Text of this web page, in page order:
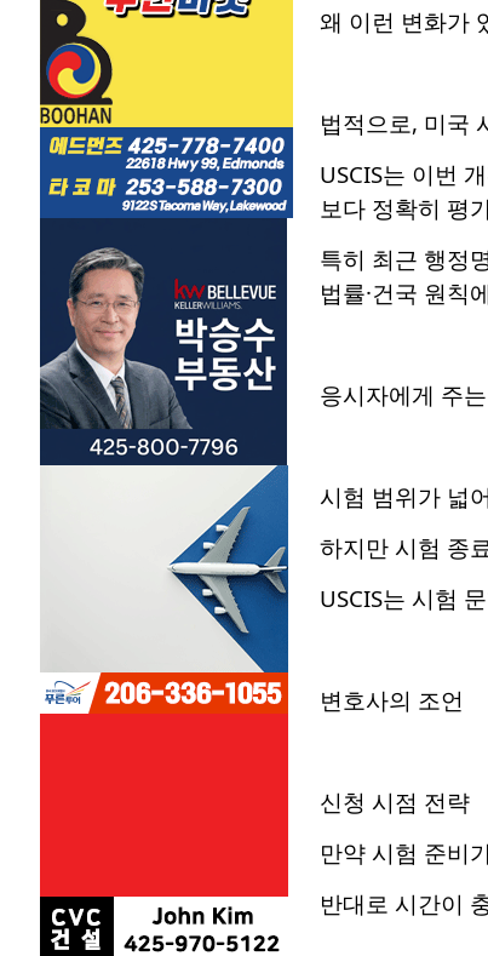
왜 이런 변화가
법적으로, 미국
USCIS는 이번
보다 정확히 평
특히 최근 행정
법률·건국 원칙
응시자에게 주
시험 범위가 넓
하지만 시험 종
USCIS는 시험
변호사의 조언
신청 시점 전략
만약 시험 준비
반대로 시간이